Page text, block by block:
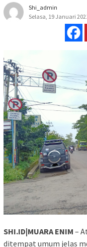
Shi_admin
Selasa, 19 Januari
SHI.ID|MUARA ENIM –
ditempat umum jelas